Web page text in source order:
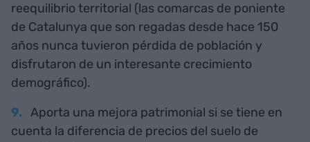
reequilibrio territorial (las comarcas de poniente
de Catalunya que son regadas desde hace 150
años nunca tuvieron pérdida de población y
disfrutaron de un interesante crecimiento
demográfico).
Aporta una mejora patrimonial si se tiene en
cuenta la diferencia de precios del suelo de